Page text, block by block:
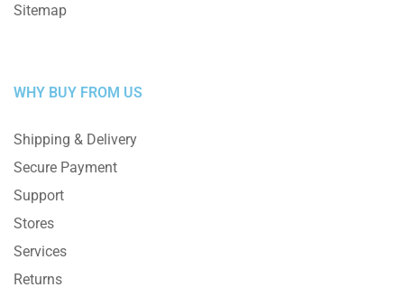
Sitemap
WHY BUY FROM US
Shipping & Delivery
Secure Payment
Support
Stores
Services
Returns